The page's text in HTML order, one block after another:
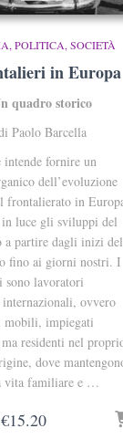
POLITICA, SOCIETÀ
in Europa
quadro storico
Paolo Barcella
fornire un
dell’evoluzione
frontalierato in
in luce gli sviluppi del
a partire dagli inizi del
fino ai giorni nostri. I
lavoratori
ovvero
mobili, impiegati
ma residenti nel
dove
vita familiare e …
Il
€15.20Il